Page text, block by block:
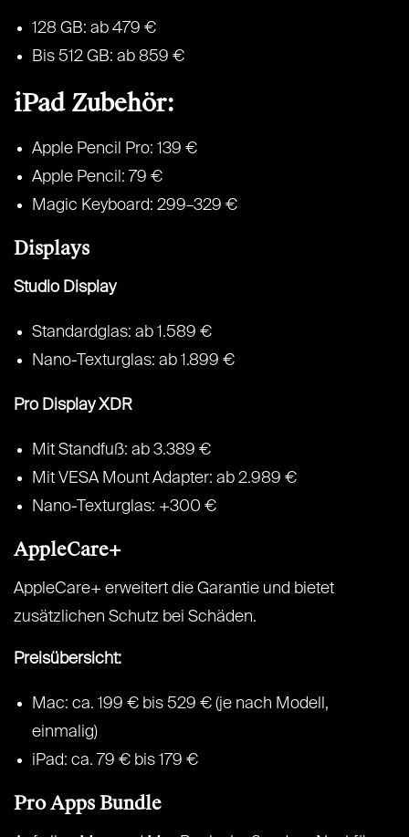
128 GB: ab 479 €
Bis 512 GB: ab 859 €
iPad Zubehör:
Apple Pencil Pro: 139 €
Apple Pencil: 79 €
Magic Keyboard: 299–329 €
Displays
Studio Display
Standardglas: ab 1.589 €
Nano-Texturglas: ab 1.899 €
Pro Display XDR
Mit Standfuß: ab 3.389 €
Mit VESA Mount Adapter: ab 2.989 €
Nano-Texturglas: +300 €
AppleCare+
AppleCare+ erweitert die Garantie und bietet
zusätzlichen Schutz bei Schäden.
Preisübersicht:
Mac: ca. 199 € bis 529 € (je nach Modell,
einmalig)
iPad: ca. 79 € bis 179 €
Pro Apps Bundle